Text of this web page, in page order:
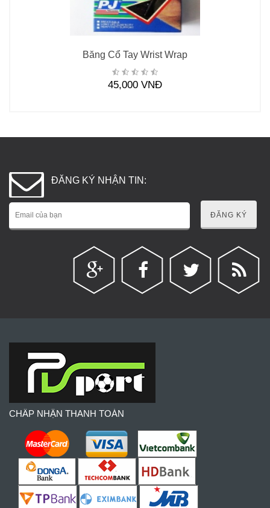
Băng Cổ Tay Wrist Wrap
45,000 VNĐ
ĐĂNG KÝ NHẬN TIN:
ĐĂNG KÝ
CHẤP NHẬN THANH TOÁN